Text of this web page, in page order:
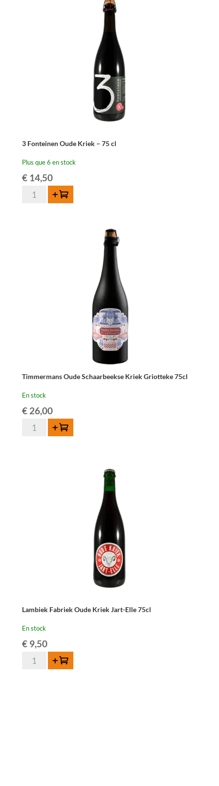
3 Fonteinen Oude Kriek – 75 cl
Plus que 6 en stock
€14,50
quantité
Ajouter au panier
Timmermans Oude Schaarbeekse Kriek Griotteke 75cl
En stock
€26,00
quantité
Ajouter au panier
Lambiek Fabriek Oude Kriek Jart-Elle 75cl
En stock
€9,50
quantité
Ajouter au panier